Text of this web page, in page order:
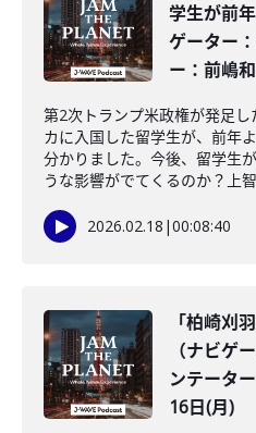
学生が前
ゲーター
ー：前嶋
第2次トランプ米政権が発足し
カに入国した留学生が、前年
分かりました。今後、留学生
うな影響がでてくるのか？上
2026.02.18 |00:08:40
「柏崎刈
（ナビゲ
ンテータ
16日(月)